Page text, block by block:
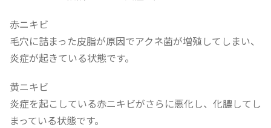
赤ニキビ
毛穴に詰まった皮脂が原因でアクネ菌が増殖してしまい、
炎症が起きている状態です。
黄ニキビ
炎症を起こしている赤ニキビがさらに悪化し、化膿してし
まっている状態です。